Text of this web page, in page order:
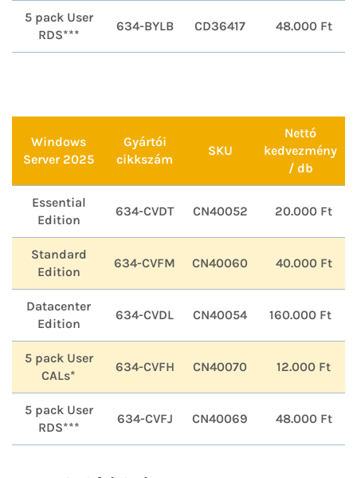
5 pack User
RDS***
634-BYLB CD36417 48.000 Ft
Windows
Server 2025
Gyártói
cikkszám
SKU
Nettó
kedvezmény
/ db
Essential
Edition
634-CVDT CN40052 20.000 Ft
Standard
Edition
634-CVFM CN40060 40.000 Ft
Datacenter
Edition
634-CVDL CN40054 160.000 Ft
5 pack User
CALs*
634-CVFH CN40070 12.000 Ft
5 pack User
RDS***
634-CVFJ CN40069 48.000 Ft